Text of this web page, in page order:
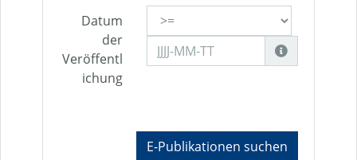
Datum
der
Veröffentl
ichung
E-Publikationen suchen